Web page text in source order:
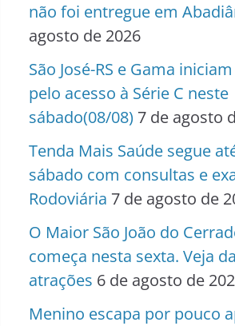
não foi entregue em
agosto de 2026
São José-RS e Gama
pelo acesso à Série C neste
sábado(08/08) 7 de agosto
Tenda Mais Saúde segue
sábado com consultas e
Rodoviária 7 de agosto de
O Maior São João do
começa nesta sexta. Veja
atrações 6 de agosto de
Menino escapa por pouco